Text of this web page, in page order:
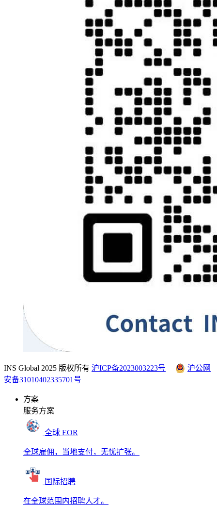
INS Global 2025 版权所有 沪ICP备2023003223号
沪公网
安备31010402335701号
方案
服务方案
全球 EOR
全球雇佣，当地支付，无忧扩张。
国际招聘
在全球范围内招聘人才。